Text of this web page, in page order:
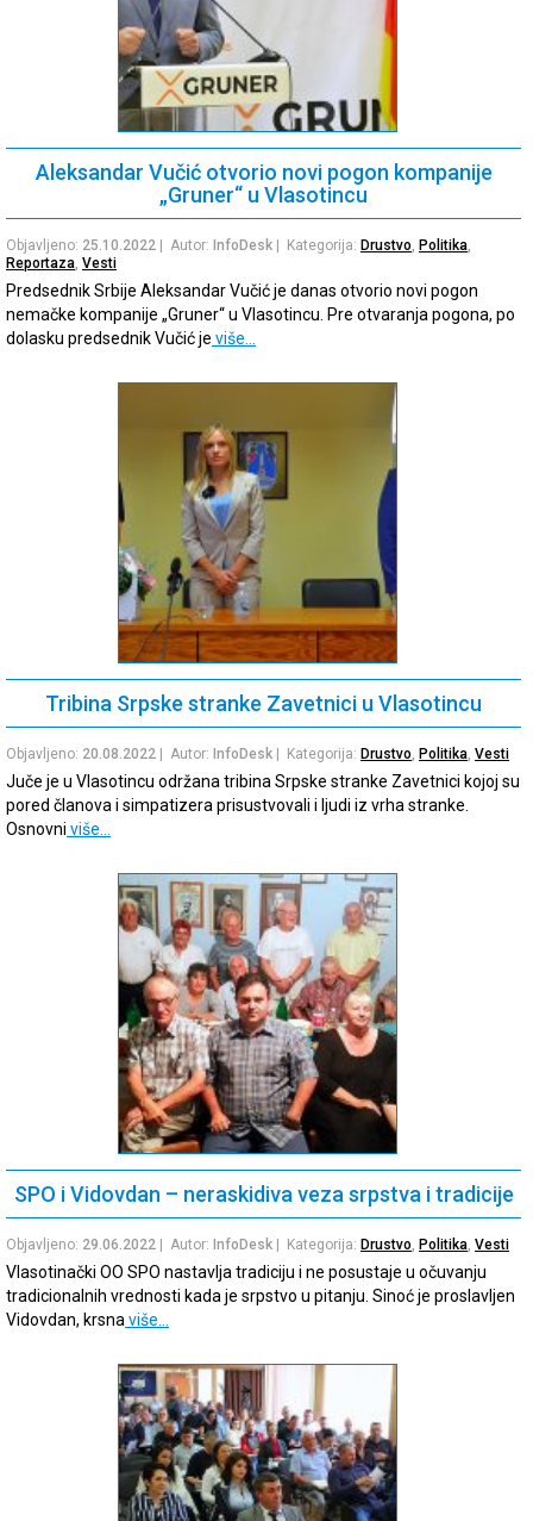
Aleksandar Vučić otvorio novi pogon kompanije
„Gruner“ u Vlasotincu
Objavljeno: 25.10.2022 | Autor: InfoDesk | Kategorija: Drustvo, Politika,
Reportaza, Vesti
Predsednik Srbije Aleksandar Vučić je danas otvorio novi pogon
nemačke kompanije „Gruner“ u Vlasotincu. Pre otvaranja pogona, po
dolasku predsednik Vučić je više…
Tribina Srpske stranke Zavetnici u Vlasotincu
Objavljeno: 20.08.2022 | Autor: InfoDesk | Kategorija: Drustvo, Politika, Vesti
Juče je u Vlasotincu održana tribina Srpske stranke Zavetnici kojoj su
pored članova i simpatizera prisustvovali i ljudi iz vrha stranke.
Osnovni više…
SPO i Vidovdan – neraskidiva veza srpstva i tradicije
Objavljeno: 29.06.2022 | Autor: InfoDesk | Kategorija: Drustvo Politika Vesti
Vlasotinački OO SPO nastavlja tradiciju i ne posustaje u očuvanju
tradicionalnih vrednosti kada je srpstvo u pitanju. Sinoć je proslavljen
Vidovdan, krsna više…